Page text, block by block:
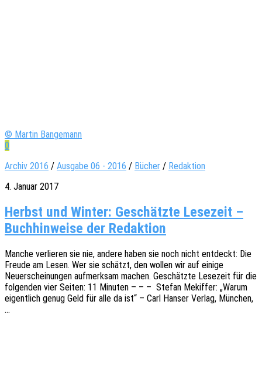
© Martin Bangemann
0
Archiv 2016 / Ausgabe 06 - 2016 / Bücher / Redaktion
4. Januar 2017
Herbst und Winter: Geschätzte Lesezeit –
Buchhinweise der Redaktion
Manche verlie­ren sie nie, andere haben sie noch nicht entdeckt: Die
Freude am Lesen. Wer sie schätzt, den wollen wir auf einige
Neuerschei­nun­gen aufmerk­sam machen. Geschätz­te Lese­zeit für die
folgen­den vier Seiten: 11 Minu­ten – – – Stefan Mekif­fer: „Warum
eigent­lich genug Geld für alle da ist“ – Carl Hanser Verlag, München,
…